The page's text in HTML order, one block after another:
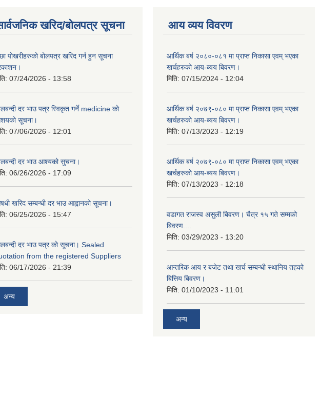
खरिद/बोलपत्र सूचना
पोखरीहरुको बोलपत्र खरिद गर्न हुन सूचना
07/24/2026 - 13:58
दर भाउ पत्र स्विकृत गर्ने medicine को
सूचना।
07/06/2026 - 12:01
दर भाउ आश्यको सुचना।
06/26/2026 - 17:09
खरिद सम्बन्धी दर भाउ आह्वानको सूचना।
06/25/2026 - 15:47
दर भाउ पत्र को सूचना। Sealed
from the registered Suppliers
06/17/2026 - 21:39
अन्य
आय व्यय विवरण
आर्थिक बर्ष २०८०-०८१ मा प्राप्त निकासा एवम् भएका
खर्चहरुको आय-ब्यय बिवरण।
मिति: 07/15/2024 - 12:04
आर्थिक बर्ष २०७९-०८० मा प्राप्त निकासा एवम् भएका
खर्चहरुको आय-ब्यय बिवरण।
मिति: 07/13/2023 - 12:19
आर्थिक बर्ष २०७९-०८० मा प्राप्त निकासा एवम् भएका
खर्चहरुको आय-ब्यय बिवरण।
मिति: 07/13/2023 - 12:18
वडागत राजस्व असुली बिवरण। चैत्र १५ गते सम्मको
बिवरण....
मिति: 03/29/2023 - 13:20
आन्तरिक आय र बजेट तथा खर्च सम्बन्धी स्थानिय तहको
बित्तिय बिवरण।
मिति: 01/10/2023 - 11:01
अन्य